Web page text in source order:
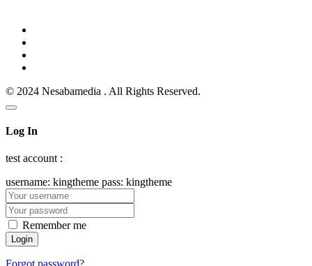
© 2024 Nesabamedia . All Rights Reserved.
Log In
test account :
username: kingtheme pass: kingtheme
Remember me